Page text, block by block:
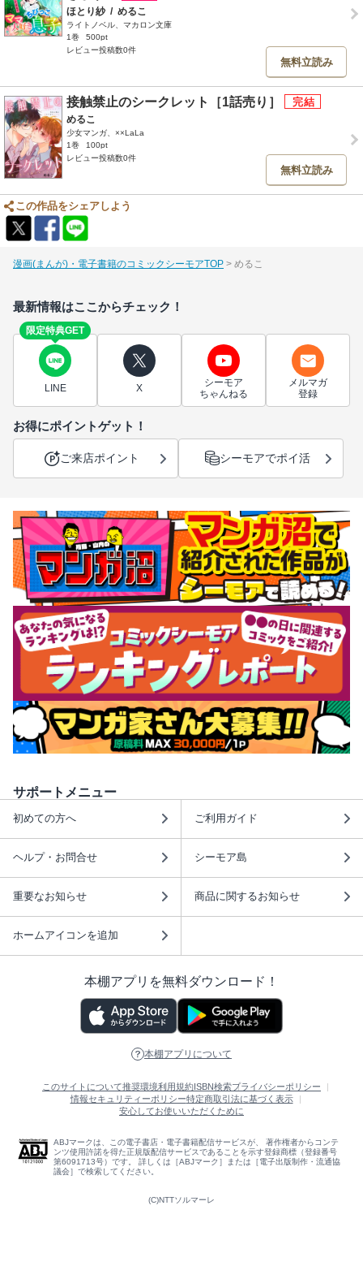
ほとり紗 / めるこ
ライトノベル、マカロン文庫
1巻
500pt
レビュー投稿数0件
無料立読み
接触禁止のシークレット［1話売り］
めるこ
少女マンガ、××LaLa
1巻
100pt
レビュー投稿数0件
無料立読み
この作品をシェアしよう
漫画(まんが)・電子書籍のコミックシーモアTOP めるこ
最新情報はここからチェック！
限定特典GET
LINE X
シーモア
ちゃんねる
メルマガ
登録
お得にポイントゲット！
ご来店ポイント シーモアでポイ活
サポートメニュー
初めての方へ ご利用ガイド
ヘルプ・お問合せ シーモア島
重要なお知らせ 商品に関するお知らせ
ホームアイコンを追加
本棚アプリを無料ダウンロード！
本棚アプリについて
このサイトについて推奨環境利用規約ISBN検索プライバシーポリシー
情報セキュリティーポリシー特定商取引法に基づく表示
安心してお使いいただくために
ABJマークは、この電子書店・電子書籍配信サービスが、 著作権者からコンテ
ンツ使用許諾を得た正規版配信サービスであることを示す登録商標（登録番号
第6091713号）です。 詳しくは［ABJマーク］または［電子出版制作・流通協
議会］で検索してください。
(C)NTTソルマーレ